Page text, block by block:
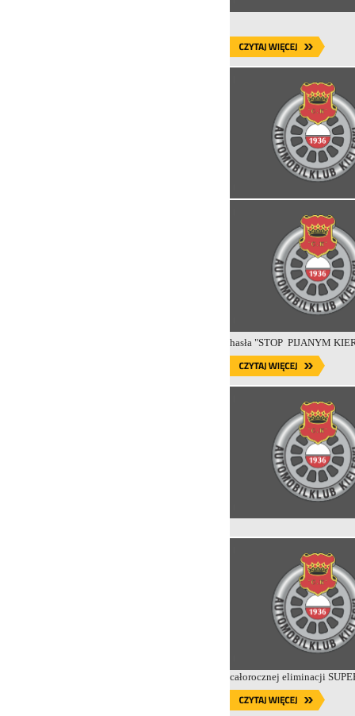
hasła "STOP PIJANYM
całorocznej eliminacji